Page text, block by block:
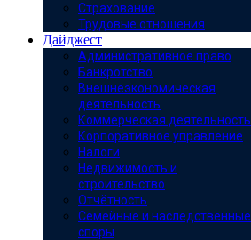
Страхование
Трудовые отношения
Дайджест
Административное право
Банкротство
Внешнеэкономическая
деятельность
Коммерческая деятельность
Корпоративное управление
Налоги
Недвижимость и
строительство
Отчётность
Семейные и наследственные
споры